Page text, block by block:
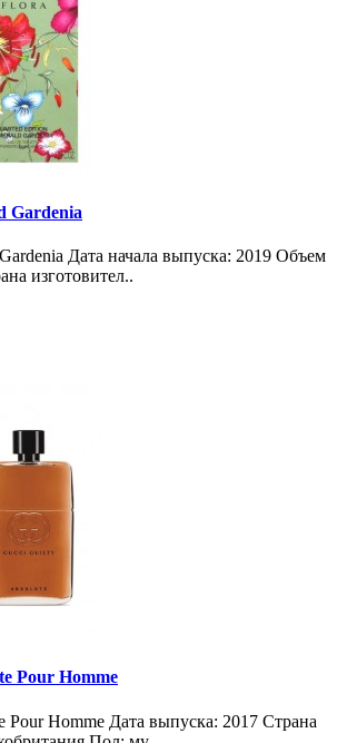
Gardenia
Дата начала выпуска: 2019 Объем
изготовител..
Pour Homme
Pour Homme Дата выпуска: 2017 Страна